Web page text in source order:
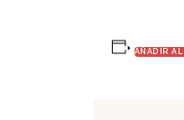
AÑADIR